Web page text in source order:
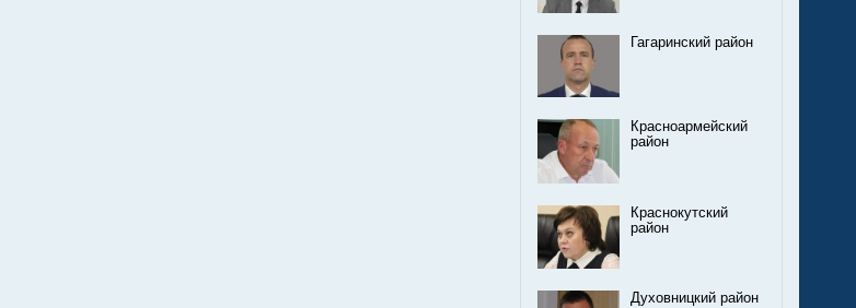
Гагаринский район
Красноармейский
район
Краснокутский
район
Духовницкий район